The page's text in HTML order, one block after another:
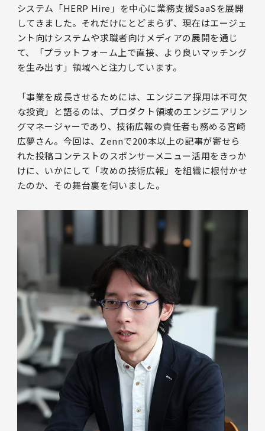
システム「HERP Hire」を中心に業務支援SaaSを展開
してきました。それだけにとどまらず、現在はエージェ
ント向けシステムや求職者向けメディアの展開を通じ
て、「プラットフォーム上で直接、より良いマッチング
を生み出す」領域へと注力しています。
「事業を成長させるためには、エンジニア採用は不可欠
な投資」と語るのは、プロダクト領域のエンジニアリン
グマネージャーであり、技術広報の責任者も務める宮崎
広夢さん。今回は、Zennで200本以上の記事が寄せら
れた投稿コンテストのスポンサーメニュー活用をきっか
けに、いかにして「攻めの技術広報」を組織に根付かせ
たのか、その舞台裏を伺いました。